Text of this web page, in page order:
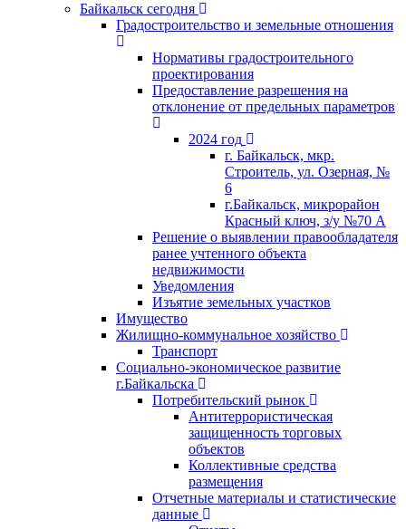
Байкальск сегодня
Градостроительство и земельные отношения
Нормативы градостроительного
проектирования
Предоставление разрешения на
отклонение от предельных параметров
2024 год
г. Байкальск, мкр.
Строитель, ул. Озерная, №
6
г.Байкальск, микрорайон
Красный ключ, з/у №70 А
Решение о выявлении правообладателя
ранее учтенного объекта
недвижимости
Уведомления
Изъятие земельных участков
Имущество
Жилищно-коммунальное хозяйство
Транспорт
Социально-экономическое развитие
г.Байкальска
Потребительский рынок
Антитеррористическая
защищенность торговых
объектов
Коллективные средства
размещения
Отчетные материалы и статистические
данные